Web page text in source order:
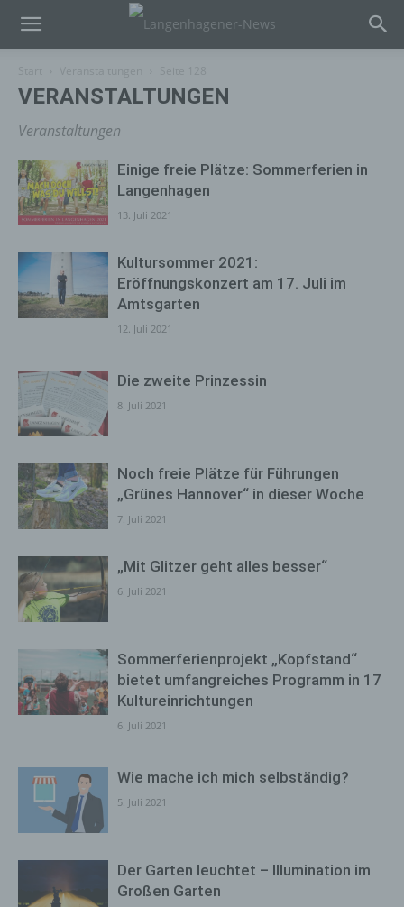
VERANSTALTUNGEN
Veranstaltungen
Einige freie Plätze: Sommerferien in
Langenhagen
13. Juli 2021
Kultursommer 2021:
Eröffnungskonzert am 17. Juli im
Amtsgarten
12. Juli 2021
Die zweite Prinzessin
8. Juli 2021
Noch freie Plätze für Führungen
„Grünes Hannover“ in dieser Woche
7. Juli 2021
„Mit Glitzer geht alles besser“
6. Juli 2021
Sommerferienprojekt „Kopfstand“
bietet umfangreiches Programm in 17
Kultureinrichtungen
6. Juli 2021
Wie mache ich mich selbständig?
5. Juli 2021
Der Garten leuchtet – Illumination im
Großen Garten